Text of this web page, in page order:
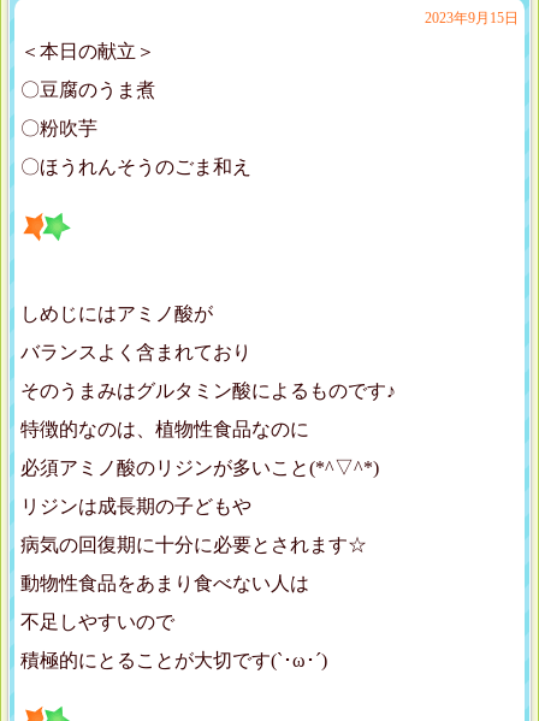
2023年9月15日
＜本日の献立＞
〇豆腐のうま煮
〇粉吹芋
〇ほうれんそうのごま和え
しめじにはアミノ酸が
バランスよく含まれており
そのうまみはグルタミン酸によるものです♪
特徴的なのは、植物性食品なのに
必須アミノ酸のリジンが多いこと(*^▽^*)
リジンは成長期の子どもや
病気の回復期に十分に必要とされます☆
動物性食品をあまり食べない人は
不足しやすいので
積極的にとることが大切です(`･ω･´)